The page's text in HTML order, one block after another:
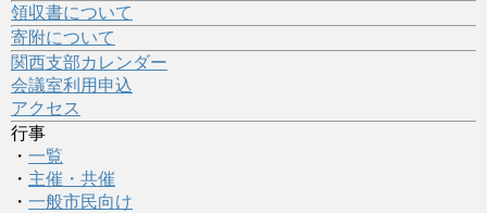
領収書について
寄附について
関西支部カレンダー
会議室利用申込
アクセス
行事
・ 一覧
・ 主催・共催
・ 一般市民向け